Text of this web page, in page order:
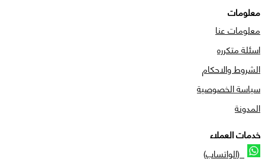
معلومات
معلومات عنا
اسئلة متكرره
الشروط والاحكام
سياسة الخصوصية
المدونة
خدمات العملاء
(الواتساب)